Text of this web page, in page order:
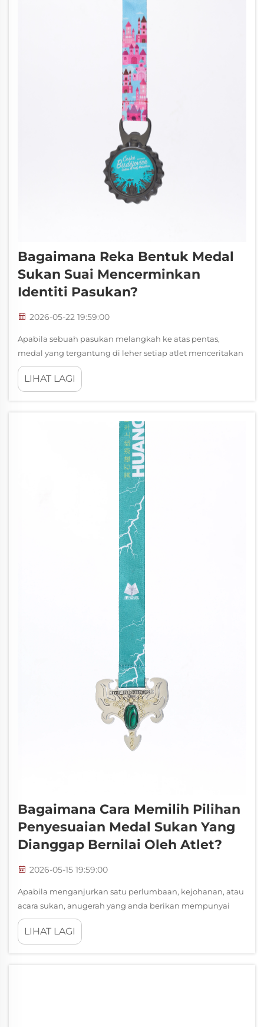
Bagaimana Reka Bentuk Medal
Sukan Suai Mencerminkan
Identiti Pasukan?
2026-05-22 19:59:00
Apabila sebuah pasukan melangkah ke atas pentas,
medal yang tergantung di leher setiap atlet menceritakan
kisah yang jauh lebih mendalam daripada sekadar satu
kemenangan. Reka bentuk medal sukan suai yang
LIHAT LAGI
Bagaimana Cara Memilih Pilihan
Penyesuaian Medal Sukan Yang
Dianggap Bernilai Oleh Atlet?
2026-05-15 19:59:00
Apabila menganjurkan satu perlumbaan, kejohanan, atau
acara sukan, anugerah yang anda berikan mempunyai
makna yang sebenar. Pingat sukan yang direka khas
bukan sekadar tanda penyertaan — tetapi menjadi
LIHAT LAGI